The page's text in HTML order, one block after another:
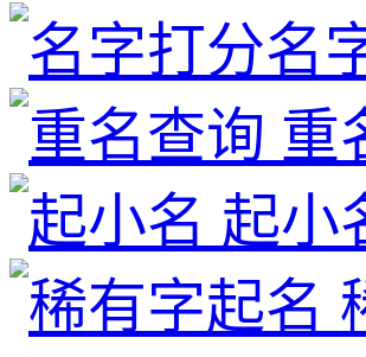
名
重
起小